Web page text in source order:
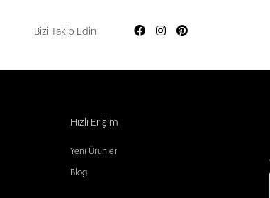
Bizi Takip Edin
Hızlı Erişim
Yeni Ürünler
Blog